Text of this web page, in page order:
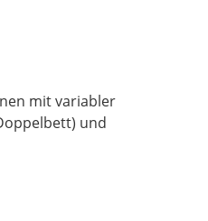
mit variabler
und